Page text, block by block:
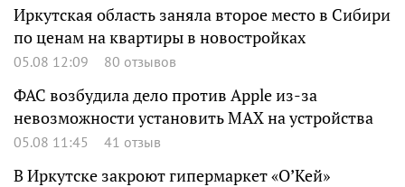
Иркутская область заняла второе место в Сибири
по ценам на квартиры в новостройках
05.08 12:09 80 отзывов
ФАС возбудила дело против Apple из-за
невозможности установить MAX на устройства
05.08 11:45 41 отзыв
В Иркутске закроют гипермаркет «О’Кей»